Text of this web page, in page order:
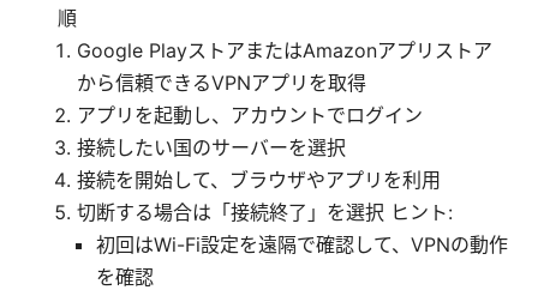
順
Google PlayストアまたはAmazonアプリストア
から信頼できるVPNアプリを取得
アプリを起動し、アカウントでログイン
接続したい国のサーバーを選択
接続を開始して、ブラウザやアプリを利用
切断する場合は「接続終了」を選択 ヒント:
初回はWi-Fi設定を遠隔で確認して、VPNの動作
を確認